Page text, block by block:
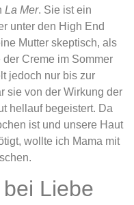
La Mer. Sie ist ein
unter den High End
Mutter skeptisch, als
Creme im Sommer
jedoch nur bis zur
sie von der Wirkung der
hellauf begeistert. Da
ist und unsere Haut
wollte ich Mama mit
Liebe